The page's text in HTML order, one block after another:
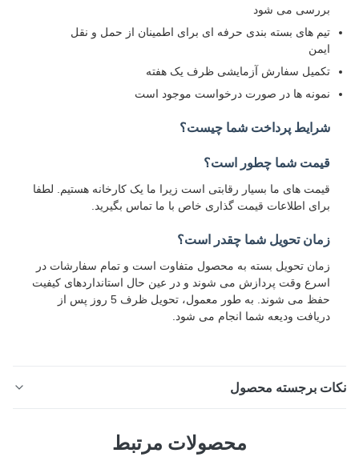
بررسی می شود
تیم های بسته بندی حرفه ای برای اطمینان از حمل و نقل
تکمیل سفارش آزمایشی ظرف یک هفته
نمونه ها در صورت درخواست موجود است
شرایط پرداخت شما چیست؟
قیمت شما چطور است؟
قیمت های ما بسیار رقابتی است زیرا ما یک کارخانه هستیم. لطفا
برای اطلاعات قیمت گذاری خاص با ما تماس بگیرید.
زمان تحویل شما چقدر است؟
زمان تحویل بسته به محصول متفاوت است و تمام سفارشات در
اسرع وقت پردازش می شوند و در عین حال استانداردهای کیفیت
حفظ می شوند. به طور معمول، تحویل ظرف 5 روز پس از
دریافت ودیعه شما انجام می شود.
برجسته محصول
در آمریکای جنوبی و مصالح ساختمانی خوب در آفریقا کویل
محصولات مرتبط